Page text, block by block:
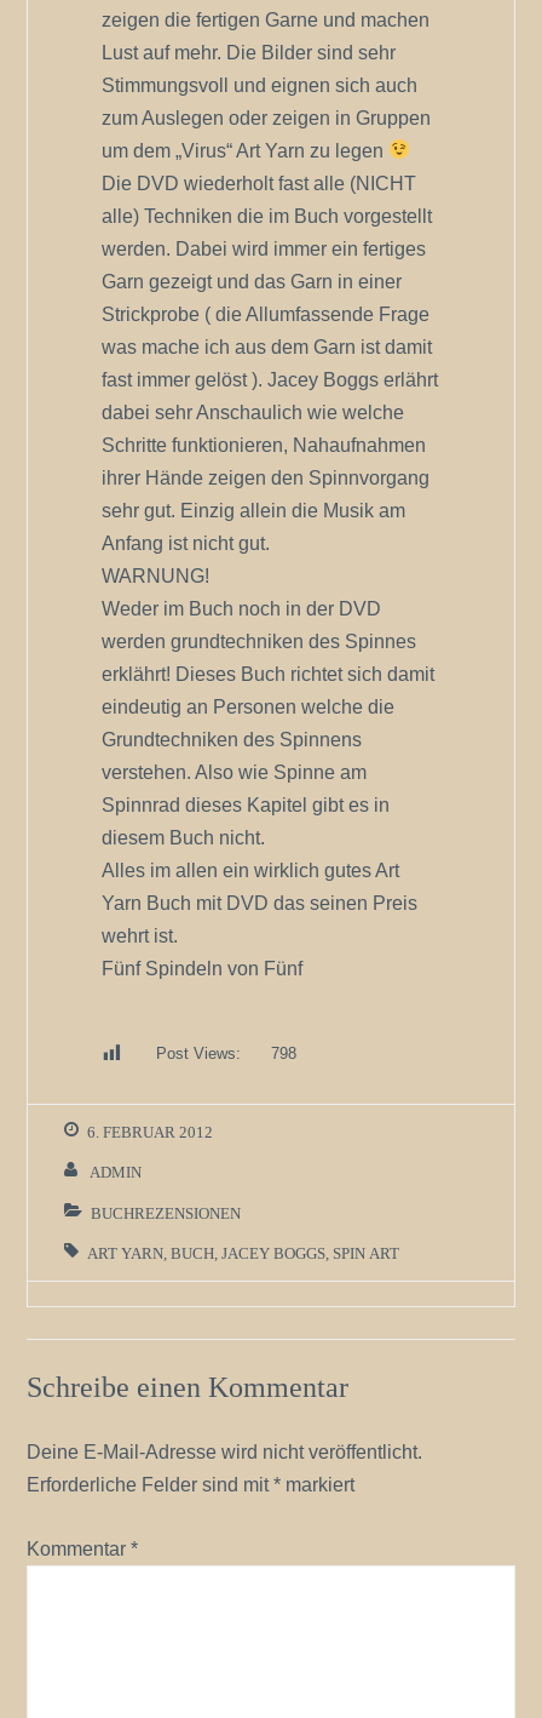
zeigen die fertigen Garne und machen
Lust auf mehr. Die Bilder sind sehr
Stimmungsvoll und eignen sich auch
zum Auslegen oder zeigen in Gruppen
um dem „Virus“ Art Yarn zu legen
Die DVD wiederholt fast alle (NICHT
alle) Techniken die im Buch vorgestellt
werden. Dabei wird immer ein fertiges
Garn gezeigt und das Garn in einer
Strickprobe ( die Allumfassende Frage
was mache ich aus dem Garn ist damit
fast immer gelöst ). Jacey Boggs erlährt
dabei sehr Anschaulich wie welche
Schritte funktionieren, Nahaufnahmen
ihrer Hände zeigen den Spinnvorgang
sehr gut. Einzig allein die Musik am
Anfang ist nicht gut.
WARNUNG!
Weder im Buch noch in der DVD
werden grundtechniken des Spinnes
erklährt! Dieses Buch richtet sich damit
eindeutig an Personen welche die
Grundtechniken des Spinnens
verstehen. Also wie Spinne am
Spinnrad dieses Kapitel gibt es in
diesem Buch nicht.
Alles im allen ein wirklich gutes Art
Yarn Buch mit DVD das seinen Preis
wehrt ist.
Fünf Spindeln von Fünf
Post Views: 798
6. FEBRUAR 2012
ADMIN
BUCHREZENSIONEN
ART YARN ,BUCH ,JACEY BOGGS SPIN ART
Schreibe einen Kommentar
Deine E-Mail-Adresse wird nicht veröffentlicht.
Erforderliche Felder sind mit* markiert
Kommentar*